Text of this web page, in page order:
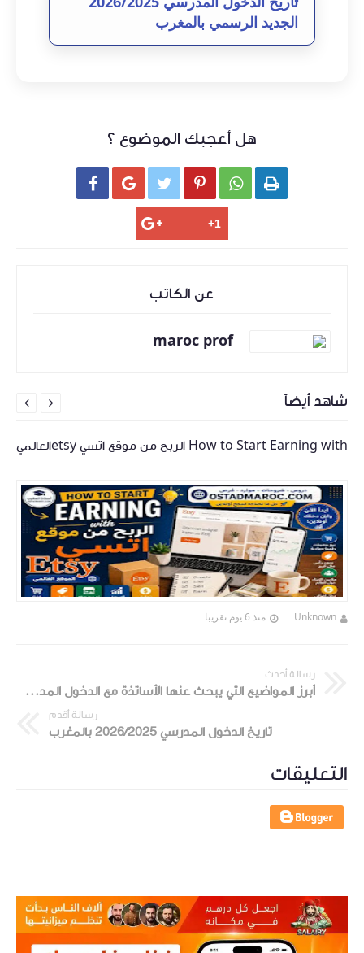
الجديد الرسمي بالمغرب
هل أعجبك الموضوع ؟
     
عن الكاتب
maroc prof
شاهد أيضاً
How to Start Earning with الربح من موقع اتسي etsyالعالمي
Unknown منذ 6 يوم تقريبا


رسالة أحدث
أبرز المواضيع التي يبحث عنها الأساتذة مع الدخول المدرسي في المغرب:
رسالة أقدم
تاريخ الدخول المدرسي 2026/2025 بالمغرب
التعليقات